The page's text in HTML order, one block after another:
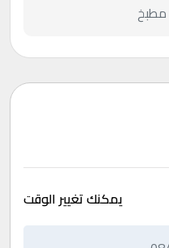
يمكنك تغيير الوقت